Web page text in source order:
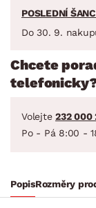
POSLEDNÍ
Do 30. 9.
Chcete
Volejte 232 000
Po - Pá 8:00 -
PopisRozměry